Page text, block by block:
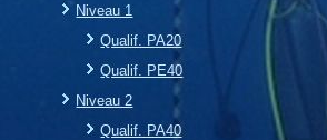
Niveau 1
Qualif. PA20
Qualif. PE40
Niveau 2
Qualif. PA40